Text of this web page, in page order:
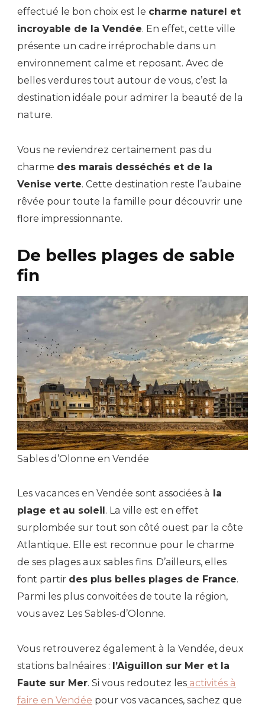
effectué le bon choix est le charme naturel et
incroyable de la Vendée. En effet, cette ville
présente un cadre irréprochable dans un
environnement calme et reposant. Avec de
belles verdures tout autour de vous, c’est la
destination idéale pour admirer la beauté de la
nature.
Vous ne reviendrez certainement pas du
charme des marais desséchés et de la
Venise verte. Cette destination reste l’aubaine
rêvée pour toute la famille pour découvrir une
flore impressionnante.
De belles plages de sable
fin
Sables d’Olonne en Vendée
Les vacances en Vendée sont associées à la
plage et au soleil. La ville est en effet
surplombée sur tout son côté ouest par la côte
Atlantique. Elle est reconnue pour le charme
de ses plages aux sables fins. D’ailleurs, elles
font partir des plus belles plages de France.
Parmi les plus convoitées de toute la région,
vous avez Les Sables-d’Olonne.
Vous retrouverez également à la Vendée, deux
stations balnéaires : l’Aiguillon sur Mer et la
Faute sur Mer. Si vous redoutez les activités à
faire en Vendée pour vos vacances, sachez que